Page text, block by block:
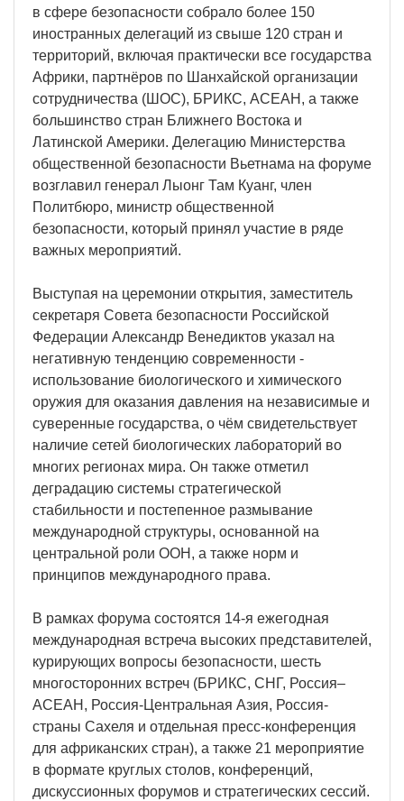
в сфере безопасности собрало более 150
иностранных делегаций из свыше 120 стран и
территорий, включая практически все государства
Африки, партнёров по Шанхайской организации
сотрудничества (ШОС), БРИКС, АСЕАН, а также
большинство стран Ближнего Востока и
Латинской Америки. Делегацию Министерства
общественной безопасности Вьетнама на форуме
возглавил генерал Лыонг Там Куанг, член
Политбюро, министр общественной
безопасности, который принял участие в ряде
важных мероприятий.
Выступая на церемонии открытия, заместитель
секретаря Совета безопасности Российской
Федерации Александр Венедиктов указал на
негативную тенденцию современности -
использование биологического и химического
оружия для оказания давления на независимые и
суверенные государства, о чём свидетельствует
наличие сетей биологических лабораторий во
многих регионах мира. Он также отметил
деградацию системы стратегической
стабильности и постепенное размывание
международной структуры, основанной на
центральной роли ООН, а также норм и
принципов международного права.
В рамках форума состоятся 14-я ежегодная
международная встреча высоких представителей,
курирующих вопросы безопасности, шесть
многосторонних встреч (БРИКС, СНГ, Россия–
АСЕАН, Россия-Центральная Азия, Россия-
страны Сахеля и отдельная пресс-конференция
для африканских стран), а также 21 мероприятие
в формате круглых столов, конференций,
дискуссионных форумов и стратегических сессий.